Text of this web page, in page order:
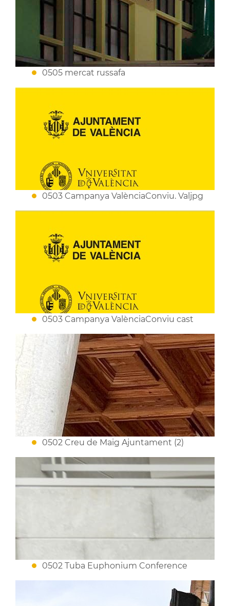
0505 mercat russafa
0503 Campanya ValènciaConviu. Valjpg
0503 Campanya ValènciaConviu cast
0502 Creu de Maig Ajuntament (2)
0502 Tuba Euphonium Conference